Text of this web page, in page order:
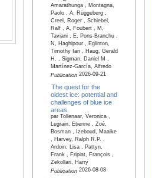
Amarathunga , Montagna,
Paolo , A, Rüggeberg ,
Creel, Roger , Schiebel,
Ralf , A, Foubert , M,
Taviani , E, Pons-Branchu ,
N, Haghipour , Eglinton,
Timothy Ian , Haug, Gerald
H. , Sigman, Daniel M ,
Martínez-García, Alfredo
Publication2026-09-21
The quest for the
oldest ice: potential and
challenges of blue ice
areas
par Tollenaar, Veronica ,
Legrain, Etienne , Zoé,
Bosman , Izeboud, Maaike
, Harvey, Ralph R.P. ,
Ardoin, Lisa , Pattyn,
Frank , Fripiat, François ,
Zekollari, Harry
Publication2026-08-08